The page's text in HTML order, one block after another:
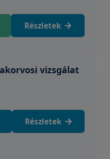
Részletek
vizsgálat
Részletek